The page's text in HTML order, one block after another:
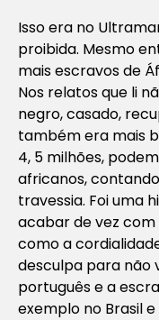
Isso era no
proibida. Mesmo
mais escravos de
Nos relatos que li
negro, casado,
também era mais
4, 5 milhões,
africanos,
travessia. Foi uma
acabar de vez
como a
desculpa para não
português e a
exemplo no Brasil e